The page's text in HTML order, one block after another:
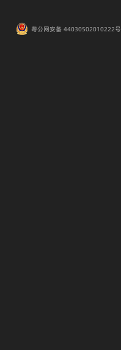
粤公网安备 44030502010222号